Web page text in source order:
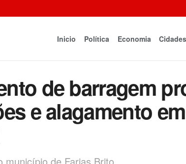
Inicio Política Economia Cidades
de barragem
e alagamento